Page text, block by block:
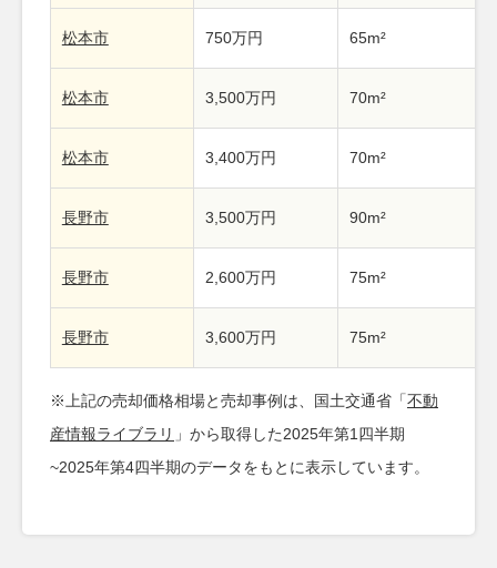
松本市 750万円 65m²
松本市 3,500万円 70m²
松本市 3,400万円 70m²
長野市 3,500万円 90m²
長野市 2,600万円 75m²
長野市 3,600万円 75m²
※上記の売却価格相場と売却事例は、国土交通省「不動
産情報ライブラリ 」から取得した2025年第1四半期
~2025年第4四半期のデータをもとに表示しています。